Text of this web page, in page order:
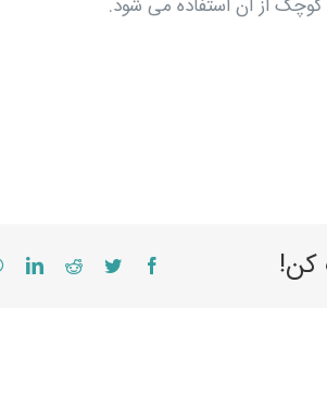
کوچک از آن استفاده می شود.
کن! Facebook
Twitter
Reddit